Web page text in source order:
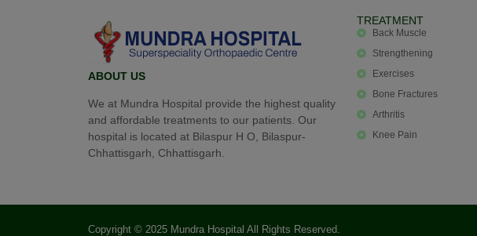
ABOUT US
We at Mundra Hospital provide the highest quality
and affordable treatments to our patients. Our
hospital is located at Bilaspur H O, Bilaspur-
Chhattisgarh, Chhattisgarh.
TREATMENT
Back Muscle
Strengthening
Exercises
Bone Fractures
Arthritis
Knee Pain
Copyright © 2025 Mundra Hospital All Rights Reserved.